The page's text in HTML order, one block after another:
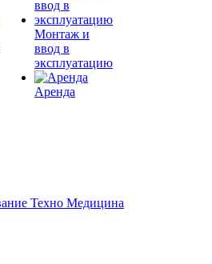
Монтаж и
ввод в
эксплуатацию
Аренда